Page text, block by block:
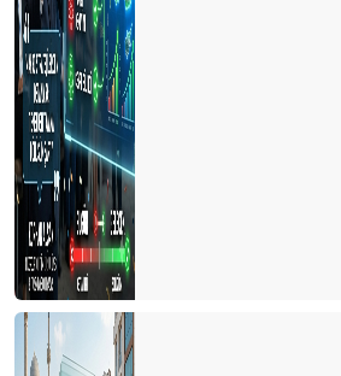
AVUSTURYALI EMEKLİLER 31 YIL SONRA
MARMARİS’TE
SEZON BURUK BAŞLADI
60 MİLYON ALMAN TATİL PLANI YAPIYOR
11 MİLYON TÜRK TURİST NEREYE
DÜNYA TÜRKİYE’DE NERELERİ MERAK
GAZZE RİVİERASI
2025 YILINDA ANTALYA TURİZMİNİ